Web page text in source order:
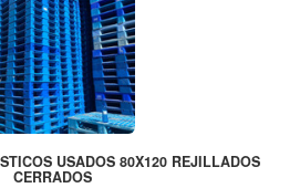
USADOS 80X120 REJILLADOS
CERRADOS